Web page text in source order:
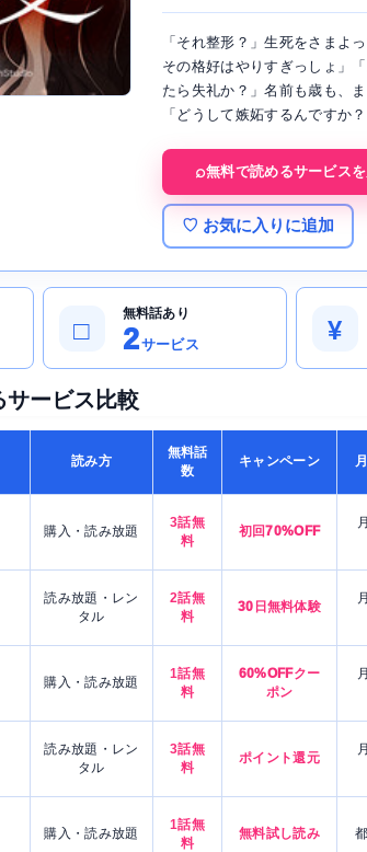
「それ整形？」生死をさまよ
その格好はやりすぎっしょ」
たら失礼か？」名前も歳も、
「どうして嫉妬するんですか
無料で読めるサービス
♡ お気に入りに追加
□
無料話あり
2サービス ¥
サービス比較
読み方
無料話
数
キャンペーン
購入・読み放題
3話無
料
初回70%OFF
読み放題・レン
タル
2話無
料
30日無料体験
購入・読み放題
1話無
料
60%OFFクー
ポン
読み放題・レン
タル
3話無
料
ポイント還元
購入・読み放題
1話無
料
無料試し読み